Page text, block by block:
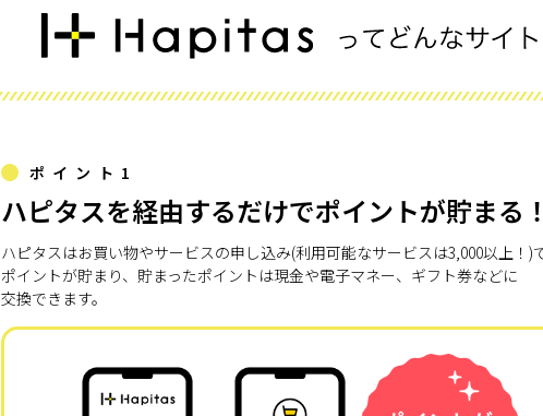
ポイント1
ハピタスを経由するだけでポイントが貯まる
ハピタスはお買い物やサービスの申し込み(利用可能なサービスは3,000以上！)
ポイントが貯まり、貯まったポイントは現金や電子マネー、ギフト券などに
交換できます。